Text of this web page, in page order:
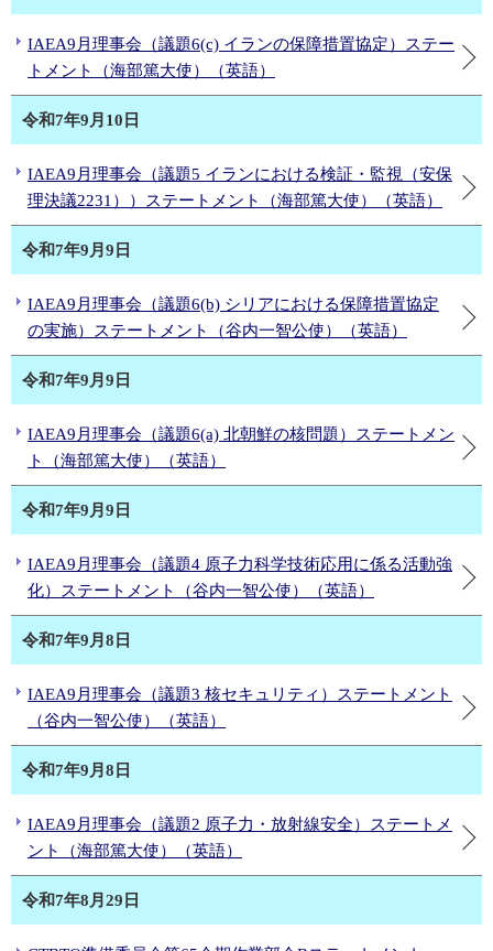
IAEA9月理事会（議題6(c) イランの保障措置協定）ステー
トメント（海部篤大使）（英語）
令和7年9月10日
IAEA9月理事会（議題5 イランにおける検証・監視（安保
理決議2231））ステートメント（海部篤大使）（英語）
令和7年9月9日
IAEA9月理事会（議題6(b) シリアにおける保障措置協定
の実施）ステートメント（谷内一智公使）（英語）
令和7年9月9日
IAEA9月理事会（議題6(a) 北朝鮮の核問題）ステートメン
ト（海部篤大使）（英語）
令和7年9月9日
IAEA9月理事会（議題4 原子力科学技術応用に係る活動強
化）ステートメント（谷内一智公使）（英語）
令和7年9月8日
IAEA9月理事会（議題3 核セキュリティ）ステートメント
（谷内一智公使）（英語）
令和7年9月8日
IAEA9月理事会（議題2 原子力・放射線安全）ステートメ
ント（海部篤大使）（英語）
令和7年8月29日